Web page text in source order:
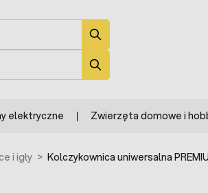
elektryczne Zwierzęta domowe i
i igły > Kolczykownica uniwersalna